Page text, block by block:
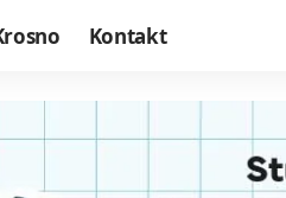
Kontakt